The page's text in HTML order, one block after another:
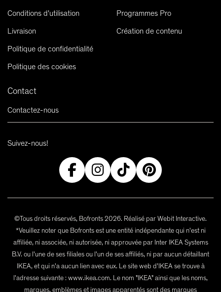
Conditions d'utilisation
Livraison
Politique de confidentialité
Politique des cookies
Programmes Pro
Création de contenu
Contact
Contactez-nous
Suivez-nous!
©Tous droits réservés, Bofronts 2026. Réalisé par Webit Interactive.
*Veuillez noter que Bofronts est une entité indépendante qui n'est ni
affiliée, ni associée, ni autorisée, ni approuvée par Inter IKEA Systems
B.V. ou l'une de ses filiales ou l'un de ses affiliés, ni par aucun détaillant
IKEA, et qui n'a aucun lien avec eux. Le site web d'IKEA se trouve à
l'adresse suivante : www.ikea.com. Le nom "IKEA" ainsi que les noms,
marques, emblèmes et images apparentés sont des marques